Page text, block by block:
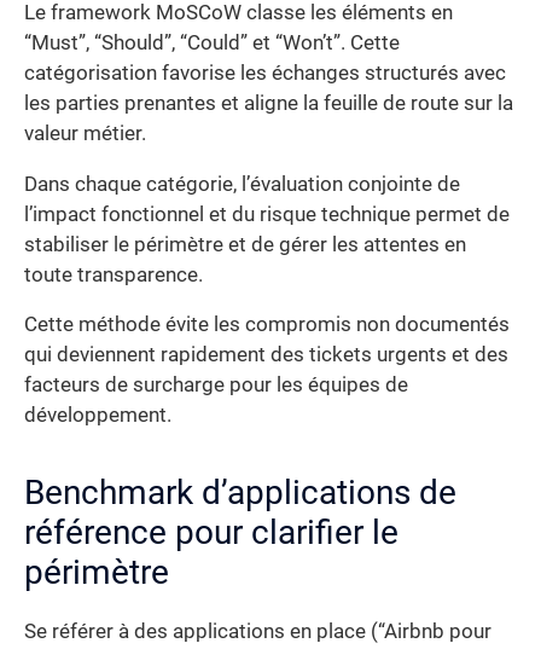
Le framework MoSCoW classe les éléments en
“Must”, “Should”, “Could” et “Won’t”. Cette
catégorisation favorise les échanges structurés avec
les parties prenantes et aligne la feuille de route sur la
valeur métier.
Dans chaque catégorie, l’évaluation conjointe de
l’impact fonctionnel et du risque technique permet de
stabiliser le périmètre et de gérer les attentes en
toute transparence.
Cette méthode évite les compromis non documentés
qui deviennent rapidement des tickets urgents et des
facteurs de surcharge pour les équipes de
développement.
Benchmark d’applications de
référence pour clarifier le
périmètre
Se référer à des applications en place (“Airbnb pour